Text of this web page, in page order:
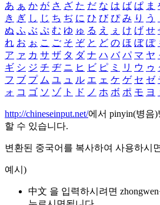
あ ぁ か が さ ざ た だ な は ば ぱ ま
き ぎ し じ ち ぢ に ひ び ぴ み り う
ぬ ふ ぶ ぷ む ゆ ゅ る え ぇ け げ せ
れ お ぉ こ ご そ ぞ と ど の ほ ぼ ぽ
ア ァ カ サ ザ タ ダ ナ ハ バ パ マ ヤ
ギ シ ジ チ ヂ ニ ヒ ビ ピ ミ リ ウ ゥ
フ ブ プ ム ユ ュ ル エ ェ ケ ゲ セ ゼ
ォ コ ゴ ソ ゾ ト ド ノ ホ ボ ポ モ ヨ
http://chineseinput.net/에서 pinyin(병음
할 수 있습니다.
변환된 중국어를 복사하여 사용하시
예시)
中文 을 입력하시려면 zhongwen